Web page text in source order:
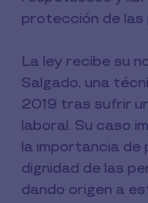
protección de
La ley recibe su
Salgado, una
2019 tras sufrir
laboral. Su caso
la importancia de
dignidad de las
dando origen a